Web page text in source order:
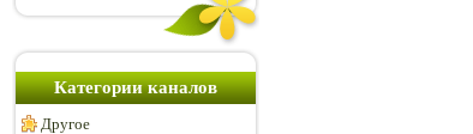
Категории каналов
Другое